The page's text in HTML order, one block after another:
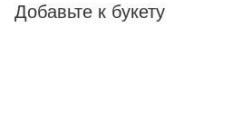
Добавьте к букету